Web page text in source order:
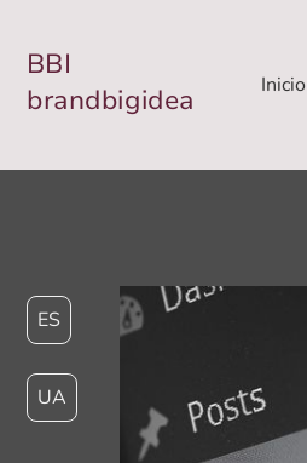
BBI
brandbigidea
Inicio
ES
UA